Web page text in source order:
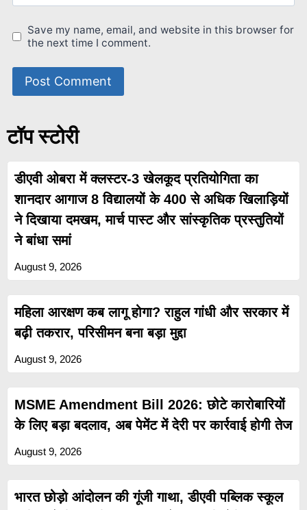
Save my name, email, and website in this browser for
the next time I comment.
टॉप स्टोरी
डीएवी ओबरा में क्लस्टर-3 खेलकूद प्रतियोगिता का
शानदार आगाज 8 विद्यालयों के 400 से अधिक खिलाड़ियों
ने दिखाया दमखम, मार्च पास्ट और सांस्कृतिक प्रस्तुतियों
ने बांधा समां
August 9, 2026
महिला आरक्षण कब लागू होगा? राहुल गांधी और सरकार में
बढ़ी तकरार, परिसीमन बना बड़ा मुद्दा
August 9, 2026
MSME Amendment Bill 2026: छोटे कारोबारियों
के लिए बड़ा बदलाव, अब पेमेंट में देरी पर कार्रवाई होगी तेज
August 9, 2026
भारत छोड़ो आंदोलन की गूंजी गाथा, डीएवी पब्लिक स्कूल